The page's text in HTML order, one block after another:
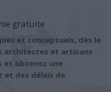
gratuite
et conceptuels, dès le
architectes et artisans
et obtenez une
des délais de